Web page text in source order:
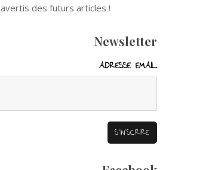
avertis des futurs articles !
Newsletter
ADRESSE EMAIL